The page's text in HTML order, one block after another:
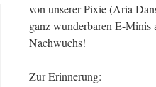
von unserer Pixie (Aria
ganz wunderbaren E-Minis
Nachwuchs!
Zur Erinnerung: